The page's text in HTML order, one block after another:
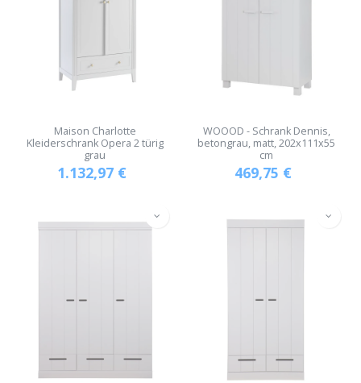
Maison Charlotte
Kleiderschrank Opera 2 türig
grau
1.132,97€
WOOOD - Schrank Dennis,
betongrau, matt, 202x111x55
cm
469,75 €